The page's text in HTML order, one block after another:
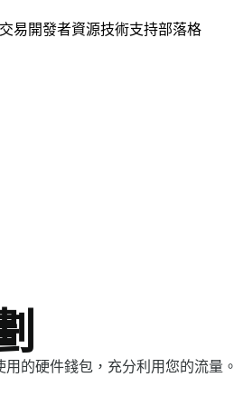
交易開發者資源技術支持部落格
的硬件錢包，充分利用您的流量。